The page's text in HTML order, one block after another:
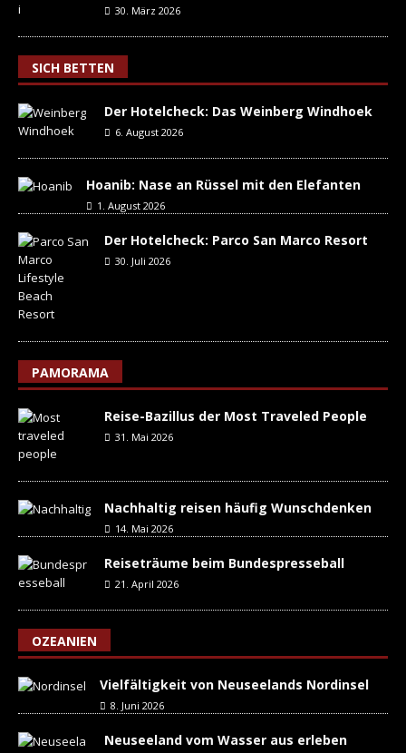
30. März 2026
SICH BETTEN
Der Hotelcheck: Das Weinberg Windhoek
6. August 2026
Hoanib: Nase an Rüssel mit den Elefanten
1. August 2026
Der Hotelcheck: Parco San Marco Resort
30. Juli 2026
PAMORAMA
Reise-Bazillus der Most Traveled People
31. Mai 2026
Nachhaltig reisen häufig Wunschdenken
14. Mai 2026
Reiseträume beim Bundespresseball
21. April 2026
OZEANIEN
Vielfältigkeit von Neuseelands Nordinsel
8. Juni 2026
Neuseeland vom Wasser aus erleben